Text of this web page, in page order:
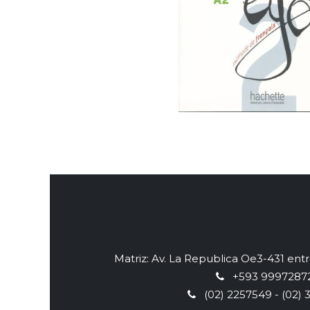
Matriz: Av. La Republica Oe3-431
+593
(02) 2257549 - (02)